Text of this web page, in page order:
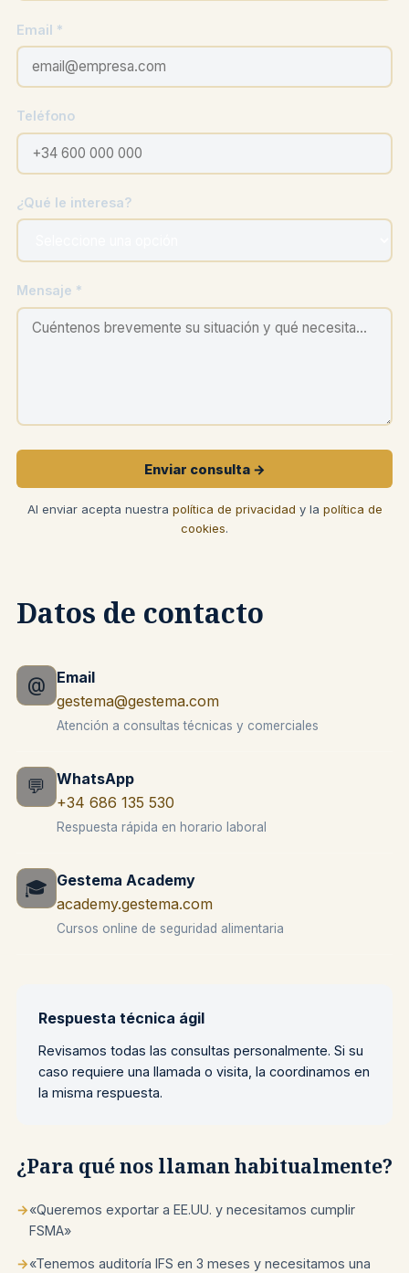
Email *
Teléfono
¿Qué le interesa?
Mensaje *
Enviar consulta →
Al enviar acepta nuestra política de privacidad y la política de
cookies.
Datos de contacto
@
Email
gestema@gestema.com
Atención a consultas técnicas y comerciales
💬
WhatsApp
+34 686 135 530
Respuesta rápida en horario laboral
🎓 Gestema Academy
academy.gestema.com
Cursos online de seguridad alimentaria
Respuesta técnica ágil
Revisamos todas las consultas personalmente. Si su
caso requiere una llamada o visita, la coordinamos en
la misma respuesta.
¿Para qué nos llaman habitualmente?
→«Queremos exportar a EE.UU. y necesitamos cumplir
FSMA»
→«Tenemos auditoría IFS en 3 meses y necesitamos una